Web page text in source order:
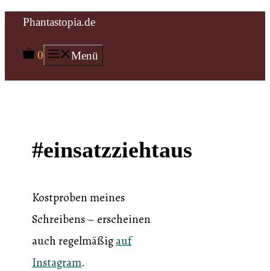
Zum
springen
Phantastopia.de
0 Menü
#einsatzziehtaus
Kostproben meines
Schreibens – erscheinen
auch regelmäßigauf
Instagram.